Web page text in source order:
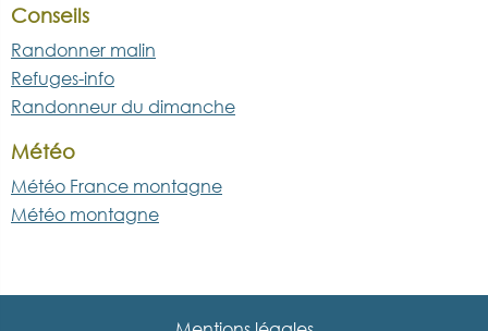
Conseils
Randonner malin
Refuges-info
Randonneur du dimanche
Météo
Météo France montagne
Météo montagne